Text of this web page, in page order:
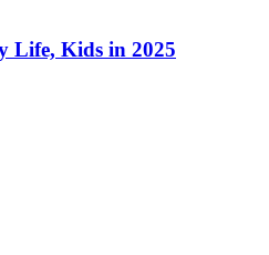
Life, Kids in 2025